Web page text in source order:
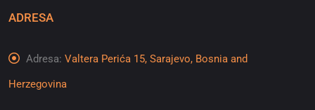
ADRESA
Adresa: Valtera Perića 15, Sarajevo, Bosnia and
Herzegovina